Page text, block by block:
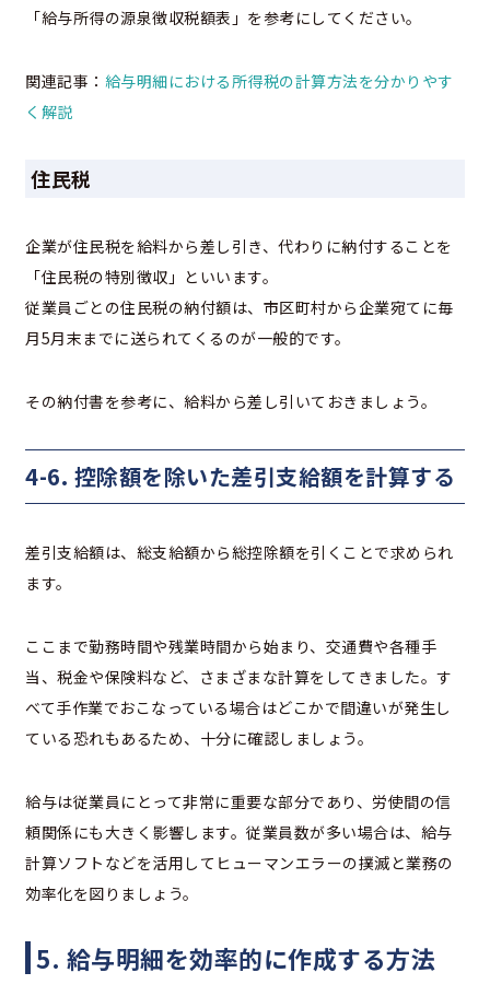
「給与所得の源泉徴収税額表」を参考にしてください。
関連記事： 給与明細における所得税の計算方法を分かりやす
く解説
住民税
企業が住民税を給料から差し引き、代わりに納付することを
「住民税の特別徴収」といいます。
従業員ごとの住民税の納付額は、市区町村から企業宛てに毎
月5月末までに送られてくるのが一般的です。
その納付書を参考に、給料から差し引いておきましょう。
4-6. 控除額を除いた差引支給額を計算する
差引支給額は、総支給額から総控除額を引くことで求められ
ます。
ここまで勤務時間や残業時間から始まり、交通費や各種手
当、税金や保険料など、さまざまな計算をしてきました。す
べて手作業でおこなっている場合はどこかで間違いが発生し
ている恐れもあるため、十分に確認しましょう。
給与は従業員にとって非常に重要な部分であり、労使間の信
頼関係にも大きく影響します。従業員数が多い場合は、給与
計算ソフトなどを活用してヒューマンエラーの撲滅と業務の
効率化を図りましょう。
5. 給与明細を効率的に作成する方法